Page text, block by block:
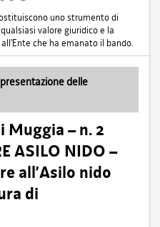
uno strumento di
valore giuridico e la
che ha emanato il bando.
delle
Muggia – n. 2
ASILO NIDO –
all’Asilo nido
di